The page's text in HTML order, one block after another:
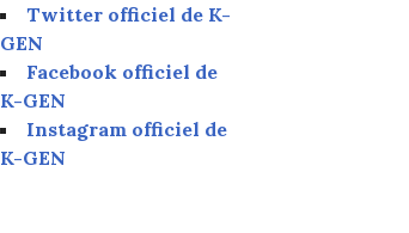
Twitter officiel de K-
GEN
Facebook officiel de
K-GEN
Instagram officiel de
K-GEN